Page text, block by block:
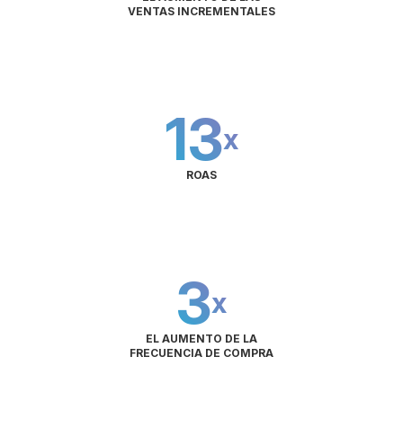
VENTAS INCREMENTALES
13x
ROAS
3x
EL AUMENTO DE LA
FRECUENCIA DE COMPRA